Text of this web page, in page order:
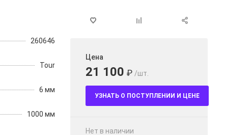
260646
Tour
6 мм
1000 мм
Цена
21 100 ₽ /шт.
УЗНАТЬ О ПОСТУПЛЕНИИ И ЦЕНЕ
Нет в наличии